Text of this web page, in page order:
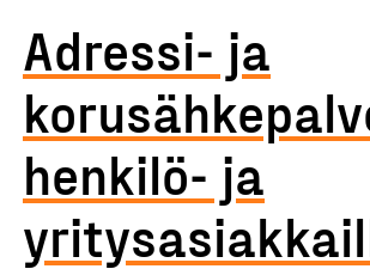
Adressi- ja
henkilö- ja